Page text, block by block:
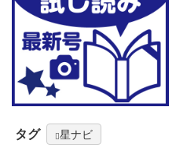
タグ 星ナビ